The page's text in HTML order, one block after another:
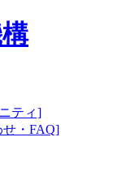
ティ]
・FAQ]